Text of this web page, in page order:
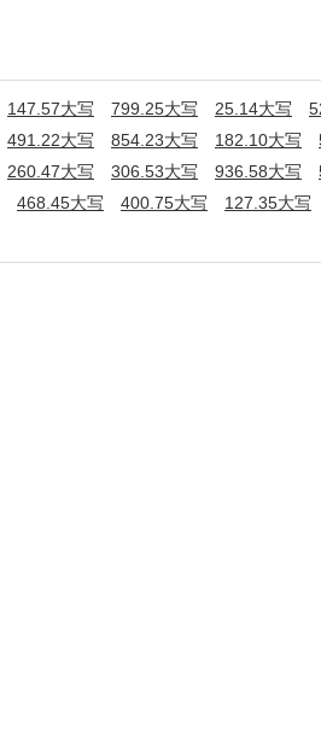
147.57大写 799.25大写 25.14大写
491.22大写 854.23大写 182.10大写
260.47大写 306.53大写 936.58大写
468.45大写 400.75大写 127.35大写